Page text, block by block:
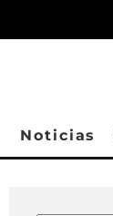
Noticias